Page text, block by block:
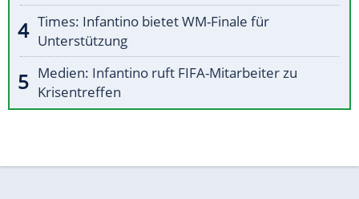
Times: Infantino bietet WM-Finale für
Unterstützung
Medien: Infantino ruft FIFA-Mitarbeiter zu
Krisentreffen